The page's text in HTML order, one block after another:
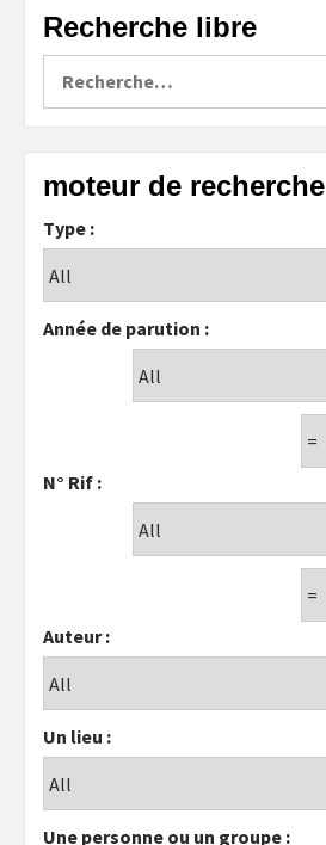
Recherche libre
moteur de recherche
Type :
Année de parution :
N° Rif :
Auteur :
Un lieu :
Une personne ou un groupe :